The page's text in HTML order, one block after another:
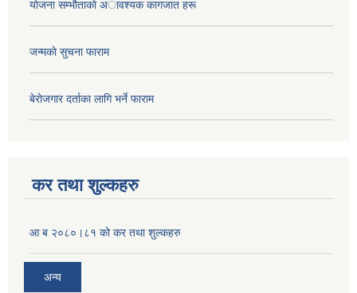
याेजना सम्भाैताकाे अावश्यक कागजात हरू
जन्मकाे सुचना फाराम
बेराेजगार दर्ताका लागि भर्ने फाराम
कर तथा शुल्कहरु
आ ब २०८०।८१ को कर तथा शुल्कहरु
अन्य